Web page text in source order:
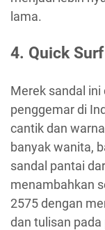
lama.
4. Quick
Merek sandal
penggemar di
cantik dan
banyak wanita,
sandal pantai
menambahkan
2575 dengan
dan tulisan